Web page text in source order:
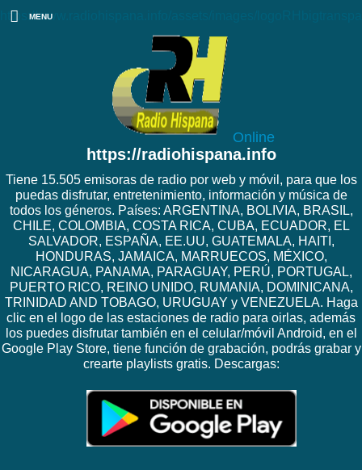
https://www.radiohispana.info/assets/images/
Online
https://radiohispana.info
Tiene 15.505 emisoras de radio por web y móvil, para que los
puedas disfrutar, entretenimiento, información y música de
todos los géneros. Países: ARGENTINA, BOLIVIA, BRASIL,
CHILE, COLOMBIA, COSTA RICA, CUBA, ECUADOR, EL
SALVADOR, ESPAÑA, EE.UU, GUATEMALA, HAITI,
HONDURAS, JAMAICA, MARRUECOS, MÉXICO,
NICARAGUA, PANAMA, PARAGUAY, PERÚ, PORTUGAL,
PUERTO RICO, REINO UNIDO, RUMANIA, DOMINICANA,
TRINIDAD AND TOBAGO, URUGUAY y VENEZUELA. Haga
clic en el logo de las estaciones de radio para oirlas, además
los puedes disfrutar también en el celular/móvil Android, en el
Google Play Store, tiene función de grabación, podrás grabar y
crearte playlists gratis. Descargas:
MENU